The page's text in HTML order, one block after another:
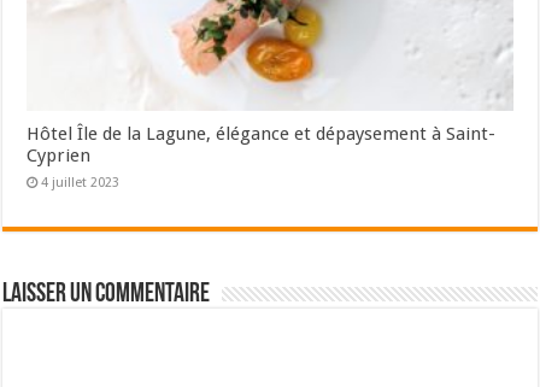
Hôtel Île de la Lagune, élégance et dépaysement à Saint-
Cyprien
4 juillet 2023
Laisser un commentaire